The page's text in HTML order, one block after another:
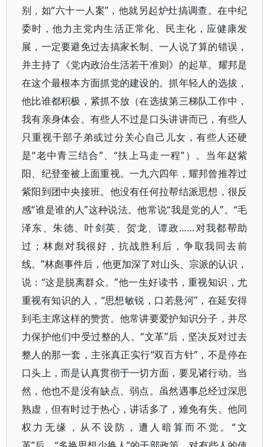
别，如“六十一人案”，他就另起炉灶搞调查。在中纪
委时，他力主党内生活正常化、民主化，应健康发
展，一定要避免过去搞家长制、一人说了算的错误，
并主持了《党内政治生活若干准则》的起草。耀邦是
在这个最根本方面抓党的建设的。抓年轻人的选拔，
他比谁都积极，紧抓不放（在选拔第三梯队工作中，
我有亲身体会。有些人不过是口头讲讲而已，有些人
只重视干部子弟或过分关心自己儿女，有些人还硬
是“老中青三结合”、“扶上马走一程”）。当年赵紫
阳、纪登奎被上面重视。一九六四年，耀邦曾推荐过
紫阳到团中央接班。他没有任何拉帮结派思想，很反
感“谁是谁的人”这种说法。他常说“我是党的人”。“毛
泽东、朱德、叶剑英、贺龙、谭政……对我都帮助
过；林彪对我很好，抗战胜利后，争取我同去前
线。”林彪事件后，他更加深了对山头、宗派的认识，
说：“这是脱离群众。”他一生好读书，重视知识，尤
重视有知识的人，“思想敏锐，口若悬河”，在延安得
到毛主席这样的赞赏。他常讲要爱护知识分子，并尽
力保护他们中受过整的人。“文革”后，坚决反对过去
整人的那一套，主张真正实行“双百方针”，不是停在
口头上，而是认真贯彻于一切方面，要见诸行动。当
然，他也不是没有缺点、弱点。虽然遇事总经过深思
熟虚，但有时过于热心，讲话多了，难免有失。他同
权力无缘，从不设防，遭人暗算而不觉。“文